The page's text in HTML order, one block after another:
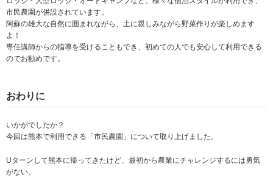
市民農園が併設されています。
阿蘇の雄大な自然に囲まれながら、土に親しみながら野菜作りが楽しめます
よ！
専任講師からの指導を受けることもでき、初めての人でも安心して利用できる
のでお勧めです。
おわりに
いかがでしたか？
今回は熊本で利用できる「市民農園」について取り上げました。
Uターンして熊本に帰ってきたけど、最初から農業にチャレンジするには勇気
がない。